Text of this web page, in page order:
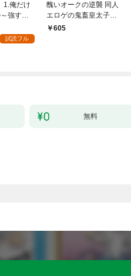
1.俺だけ
強すぎ
ンスを破
試読フル
醜いオークの逆襲 同人
エロゲの鬼畜皇太子に
転生した喪男の受難
605
無料